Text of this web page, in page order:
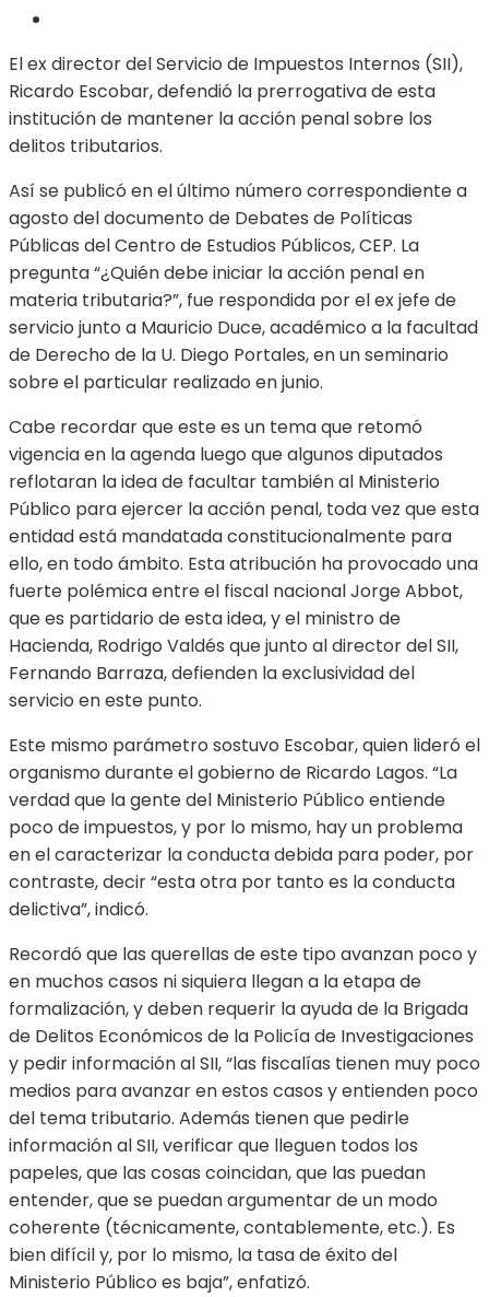
El ex director del Servicio de Impuestos Internos (SII),
Ricardo Escobar, defendió la prerrogativa de esta
institución de mantener la acción penal sobre los
delitos tributarios.
Así se publicó en el último número correspondiente a
agosto del documento de Debates de Políticas
Públicas del Centro de Estudios Públicos, CEP. La
pregunta “¿Quién debe iniciar la acción penal en
materia tributaria?”, fue respondida por el ex jefe de
servicio junto a Mauricio Duce, académico a la facultad
de Derecho de la U. Diego Portales, en un seminario
sobre el particular realizado en junio.
Cabe recordar que este es un tema que retomó
vigencia en la agenda luego que algunos diputados
reflotaran la idea de facultar también al Ministerio
Público para ejercer la acción penal, toda vez que esta
entidad está mandatada constitucionalmente para
ello, en todo ámbito. Esta atribución ha provocado una
fuerte polémica entre el fiscal nacional Jorge Abbot,
que es partidario de esta idea, y el ministro de
Hacienda, Rodrigo Valdés que junto al director del SII,
Fernando Barraza, defienden la exclusividad del
servicio en este punto.
Este mismo parámetro sostuvo Escobar, quien lideró el
organismo durante el gobierno de Ricardo Lagos. “La
verdad que la gente del Ministerio Público entiende
poco de impuestos, y por lo mismo, hay un problema
en el caracterizar la conducta debida para poder, por
contraste, decir “esta otra por tanto es la conducta
delictiva”, indicó.
Recordó que las querellas de este tipo avanzan poco y
en muchos casos ni siquiera llegan a la etapa de
formalización, y deben requerir la ayuda de la Brigada
de Delitos Económicos de la Policía de Investigaciones
y pedir información al SII, “las fiscalías tienen muy poco
medios para avanzar en estos casos y entienden poco
del tema tributario. Además tienen que pedirle
información al SII, verificar que lleguen todos los
papeles, que las cosas coincidan, que las puedan
entender, que se puedan argumentar de un modo
coherente (técnicamente, contablemente, etc.). Es
bien difícil y, por lo mismo, la tasa de éxito del
Ministerio Público es baja”, enfatizó.